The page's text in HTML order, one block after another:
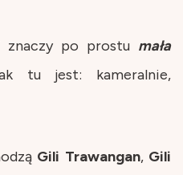
znaczy po prostu mała
tu jest: kameralnie,
Gili Trawangan, Gili